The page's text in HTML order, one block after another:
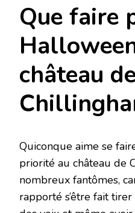
Que faire
château
Quiconque aime se
priorité au château de
nombreux fantômes,
rapporté s’être fait